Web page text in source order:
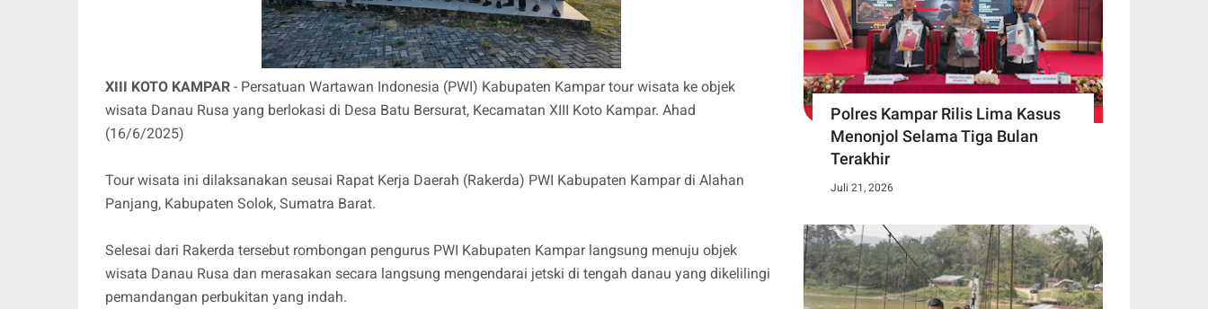
XIII KOTO KAMPAR - Persatuan Wartawan Indonesia (PWI) Kabupaten Kampar tour wisata ke objek
wisata Danau Rusa yang berlokasi di Desa Batu Bersurat, Kecamatan XIII Koto Kampar. Ahad
(16/6/2025)
Tour wisata ini dilaksanakan seusai Rapat Kerja Daerah (Rakerda) PWI Kabupaten Kampar di Alahan
Panjang, Kabupaten Solok, Sumatra Barat.
Selesai dari Rakerda tersebut rombongan pengurus PWI Kabupaten Kampar langsung menuju objek
wisata Danau Rusa dan merasakan secara langsung mengendarai jetski di tengah danau yang dikelilingi
pemandangan perbukitan yang indah.
Polres Kampar Rilis Lima Kasus
Menonjol Selama Tiga Bulan
Terakhir
Juli 21, 2026